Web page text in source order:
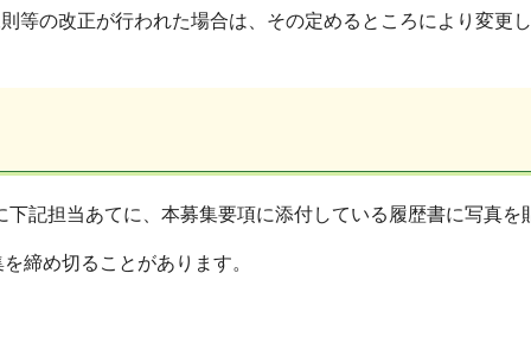
の改正が行われた場合は、その定めるところにより変更し
記担当あてに、本募集要項に添付している履歴書に写真を
締め切ることがあります。